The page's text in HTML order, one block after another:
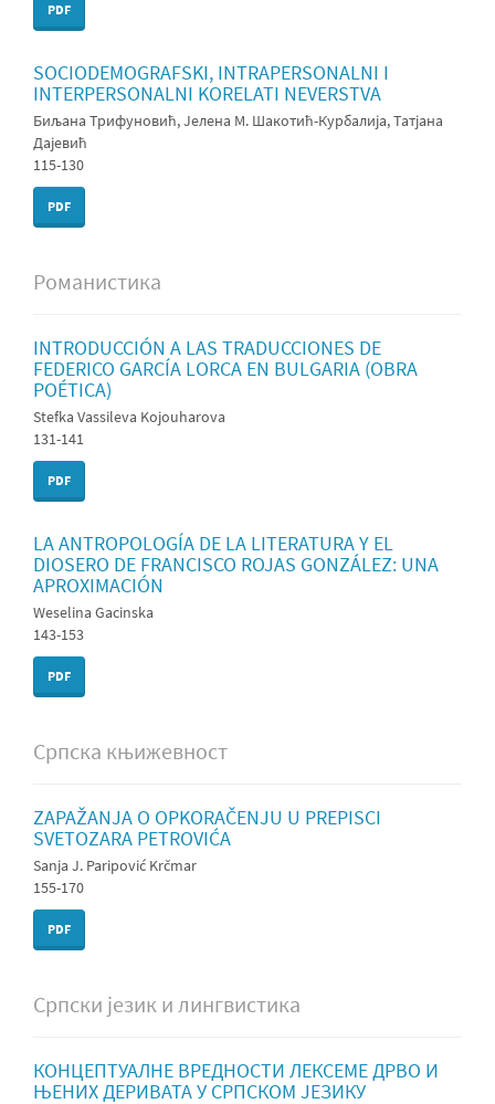
PDF
SOCIODEMOGRAFSKI, INTRAPERSONALNI I
INTERPERSONALNI KORELATI NEVERSTVA
Биљана Трифуновић, Јелена М. Шакотић-Курбалија, Татјана
Дајевић
115-130
PDF
Романистика
INTRODUCCIÓN A LAS TRADUCCIONES DE
FEDERICO GARCÍA LORCA EN BULGARIA (OBRA
POÉTICA)
Stefka Vassileva Kojouharova
131-141
PDF
LA ANTROPOLOGÍA DE LA LITERATURA Y EL
DIOSERO DE FRANCISCO ROJAS GONZÁLEZ: UNA
APROXIMACIÓN
Weselina Gacinska
143-153
PDF
Српска књижевност
ZAPAŽANJA O OPKORAČENJU U PREPISCI
SVETOZARA PETROVIĆA
Sanja J. Paripović Krčmar
155-170
PDF
Српски језик и лингвистика
КОНЦЕПТУАЛНЕ ВРЕДНОСТИ ЛЕКСЕМЕ ДРВО И
ЊЕНИХ ДЕРИВАТА У СРПСКОМ ЈЕЗИКУ